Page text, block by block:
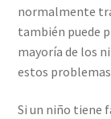
normalmente
también puede
mayoría de los
estos
Si un niño tiene